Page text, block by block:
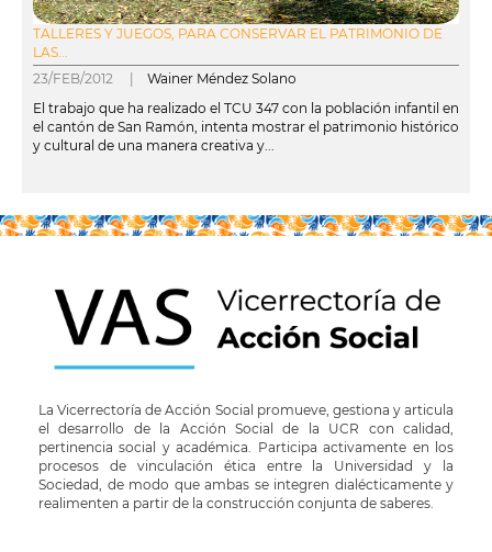
TALLERES Y JUEGOS, PARA CONSERVAR EL PATRIMONIO DE
LAS...
23/FEB/2012 | Wainer Méndez Solano
El trabajo que ha realizado el TCU 347 con la población infantil en
el cantón de San Ramón, intenta mostrar el patrimonio histórico
y cultural de una manera creativa y...
La Vicerrectoría de Acción Social promueve, gestiona y articula
el desarrollo de la Acción Social de la UCR con calidad,
pertinencia social y académica. Participa activamente en los
procesos de vinculación ética entre la Universidad y la
Sociedad, de modo que ambas se integren dialécticamente y
realimenten a partir de la construcción conjunta de saberes.